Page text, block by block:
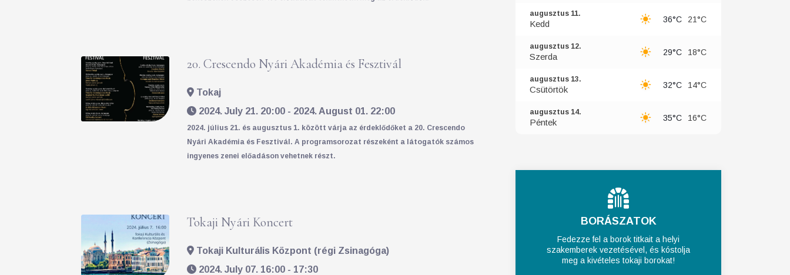
20. Crescendo Nyári Akadémia és Fesztivál
Tokaj
2024. July 21. 20:00 - 2024. August 01. 22:00
2024. július 21. és augusztus 1. között várja az érdeklődőket a 20. Crescendo
Nyári Akadémia és Fesztivál. A programsorozat részeként a látogatók számos
ingyenes zenei előadáson vehetnek részt.
Tokaji Nyári Koncert
Tokaji Kulturális Központ (régi Zsinagóga)
2024. July 07. 16:00 - 17:30
augusztus 11.
Kedd 36°C 21°C
augusztus 12.
Szerda 29°C 18°C
augusztus 13.
Csütörtök 32°C 14°C
augusztus 14.
Péntek 35°C 16°C
BORÁSZATOK
Fedezze fel a borok titkait a helyi
szakemberek vezetésével, és kóstolja
meg a kivételes tokaji borokat!